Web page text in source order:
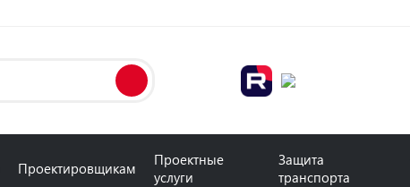
Проектировщикам
Проектные
услуги
Защита
транспорта